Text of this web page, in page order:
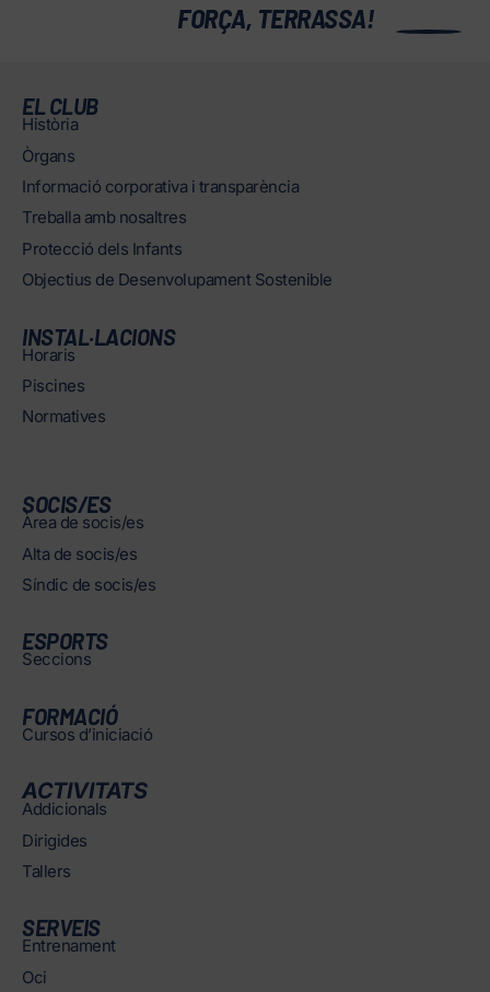
FORÇA, TERRASSA!
EL CLUB
Història
Òrgans
Informació corporativa i transparència
Treballa amb nosaltres
Protecció dels Infants
Objectius de Desenvolupament Sostenible
INSTAL·LACIONS
Horaris
Piscines
Normatives
SOCIS/ES
Àrea de socis/es
Alta de socis/es
Síndic de socis/es
ESPORTS
Seccions
FORMACIÓ
Cursos d’iniciació
ACTIVITATS
Addicionals
Dirigides
Tallers
SERVEIS
Entrenament
Oci